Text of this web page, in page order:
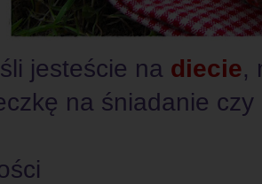
jesteście na diecie,
na śniadanie